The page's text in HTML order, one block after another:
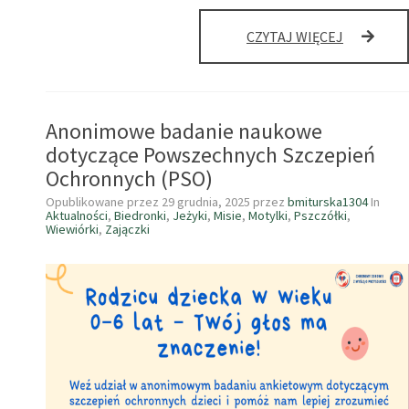
CZYTAJ WIĘCEJ
Anonimowe badanie naukowe
dotyczące Powszechnych Szczepień
Ochronnych (PSO)
Opublikowane przez 29 grudnia, 2025 przez bmiturska1304In
Aktualności, Biedronki, Jeżyki, Misie, Motylki, Pszczółki,
Wiewiórki, Zajączki